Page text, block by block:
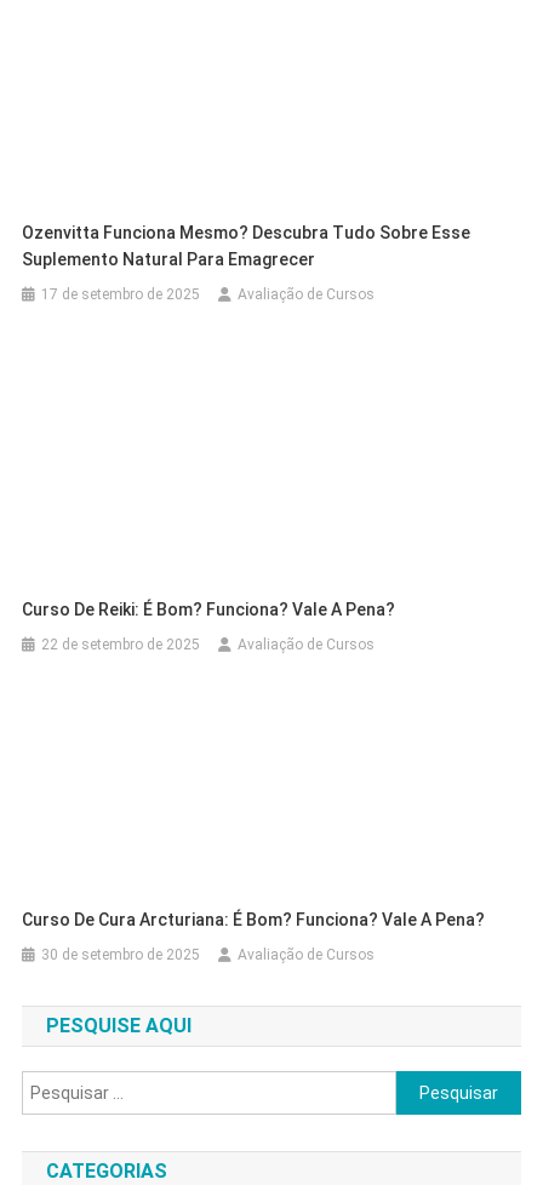
Ozenvitta Funciona Mesmo? Descubra Tudo Sobre Esse
Suplemento Natural Para Emagrecer
17 de setembro de 2025 Avaliação de Cursos
Curso De Reiki: É Bom? Funciona? Vale A Pena?
22 de setembro de 2025 Avaliação de Cursos
Curso De Cura Arcturiana: É Bom? Funciona? Vale A Pena?
30 de setembro de 2025 Avaliação de Cursos
PESQUISE AQUI
Pesquisar
por:
CATEGORIAS